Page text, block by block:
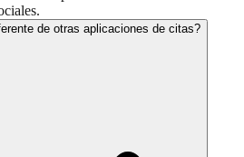
de otras aplicaciones de citas?